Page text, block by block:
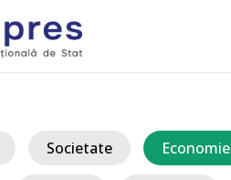
Societate Economie